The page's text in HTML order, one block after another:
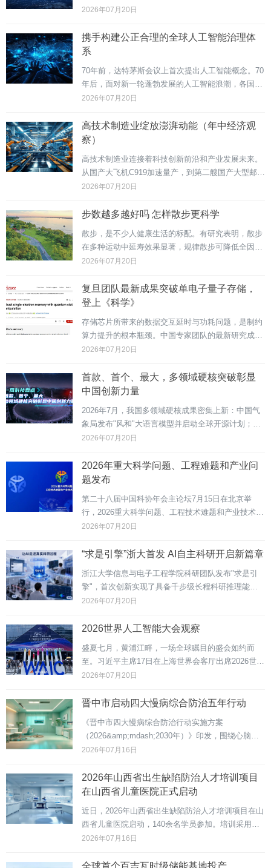
国际用户提供一体化卫星应用解决方案。这标志着中
出了关键一步。工具箱集成卫星数据接收、AI推理...
2026年07月20日
携手构建公正合理的全球人工智能治理体
系
70年前，达特茅斯会议上首次提出人工智能概念。70
年后，面对新一轮蓬勃发展的人工智能浪潮，各国应
当秉持以人为本、向上向善理念，携手构建公正合理
发展人工智能是世界经济增长的新引擎，正从"数字
世界"...
2026年07月20日
高技术制造业绽放澎湃动能（年中经济观
察）
高技术制造业连接着科技创新前沿和产业发展未来。
从国产大飞机C919加速量产，到第二艘国产大型邮
轮"爱达·花城号"完成全部海试；从T1200级超高强度
次成功实施一子级可控回收……今年以来，中国高
2026年07月20日
步数越多越好吗 怎样散步更科学
散步，是不少人健康生活的标配。有研究表明，散步
在多种运动中延寿效果显著，规律散步可降低全因死
亡率。走多少步西安体育学院运动医学教研室教授苟
可满足身体最低活动量。对于60岁以上老年人，40...
2026年07月20日
复旦团队最新成果突破单电子量子存储，
登上《科学》
存储芯片所带来的数据交互延时与功耗问题，是制约
算力提升的根本瓶颈。中国专家团队的最新研究成果
实现了"单电子存储"，即只用1个电子就能存1比特信
复旦大学周鹏—刘春森团队的这项研究成果发表于
《科学...
2026年07月20日
首款、首个、最大，多领域硬核突破彰显
中国创新力量
2026年7月，我国多领域硬核成果密集上新：中国气
象局发布"风和"大语言模型并启动全球开源计划；首
艘深海型智能化海缆施工船"天翼领航者"号入列；首
在14纳米制程上实现每秒520万亿次浮点运算；...
2026年07月20日
2026年重大科学问题、工程难题和产业问
题发布
第二十八届中国科协年会主论坛7月15日在北京举
行，2026重大科学问题、工程技术难题和产业技术问
题在主论坛上正式发布，生物组织仿生类器官芯片等
程技术难题、AI时代数字系统网络韧性设计范式变
2026年07月20日
“求是引擎”浙大首发 AI自主科研开启新篇章
浙江大学信息与电子工程学院科研团队发布"求是引
擎"，首次创新实现了具备千步级长程科研推理能
力、能够自主组织和持续推进科研工作的科学发现系
方案、做实验、分析数据，有望为人类开展科研探索
2026年07月20日
2026世界人工智能大会观察
盛夏七月，黄浦江畔，一场全球瞩目的盛会如约而
至。习近平主席17日在上海世界会客厅出席2026世界
人工智能大会暨人工智能全球治理高级别会议开幕式
识引领人工智能发展，使其真正成为增进全人类福
2026年07月20日
晋中市启动四大慢病综合防治五年行动
《晋中市四大慢病综合防治行动实施方案
（2026&amp;mdash;2030年）》印发，围绕心脑血
管疾病等四类慢病构建综合防治新体系，通过四级防
实施，打造&amp;ldquo;晋中模式&amp;rdquo;。
2026年07月16日
2026年山西省出生缺陷防治人才培训项目
在山西省儿童医院正式启动
近日，2026年山西省出生缺陷防治人才培训项目在山
西省儿童医院启动，140余名学员参加。培训采用集
中培训、实地进修与线上培训相结合模式，由40余位
生率。
2026年07月16日
全球首个百吉瓦时级储能基地投产